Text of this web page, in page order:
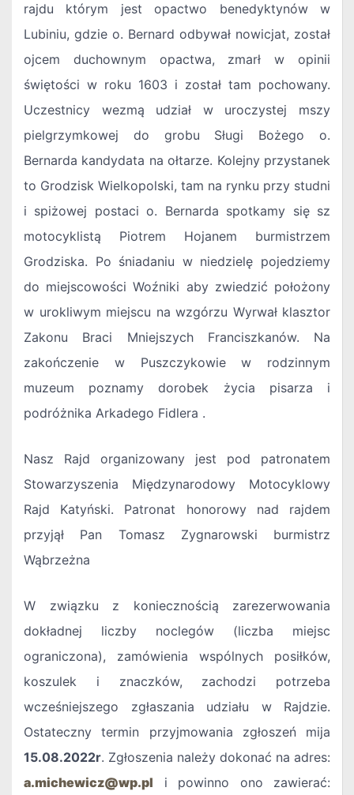
rajdu którym jest opactwo benedyktynów w
Lubiniu, gdzie o. Bernard odbywał nowicjat, został
ojcem duchownym opactwa, zmarł w opinii
świętości w roku 1603 i został tam pochowany.
Uczestnicy wezmą udział w uroczystej mszy
pielgrzymkowej do grobu Sługi Bożego o.
Bernarda kandydata na ołtarze. Kolejny przystanek
to Grodzisk Wielkopolski, tam na rynku przy studni
i spiżowej postaci o. Bernarda spotkamy się sz
motocyklistą Piotrem Hojanem burmistrzem
Grodziska. Po śniadaniu w niedzielę pojedziemy
do miejscowości Woźniki aby zwiedzić położony
w urokliwym miejscu na wzgórzu Wyrwał klasztor
Zakonu Braci Mniejszych Franciszkanów. Na
zakończenie w Puszczykowie w rodzinnym
muzeum poznamy dorobek życia pisarza i
podróżnika Arkadego Fidlera .
Nasz Rajd organizowany jest pod patronatem
Stowarzyszenia Międzynarodowy Motocyklowy
Rajd Katyński. Patronat honorowy nad rajdem
przyjął Pan Tomasz Zygnarowski burmistrz
Wąbrzeżna
W związku z koniecznością zarezerwowania
dokładnej liczby noclegów (liczba miejsc
ograniczona), zamówienia wspólnych posiłków,
koszulek i znaczków, zachodzi potrzeba
wcześniejszego zgłaszania udziału w Rajdzie.
Ostateczny termin przyjmowania zgłoszeń mija
15.08.2022r. Zgłoszenia należy dokonać na adres:
a.michewicz@wp.pl i powinno ono zawierać: